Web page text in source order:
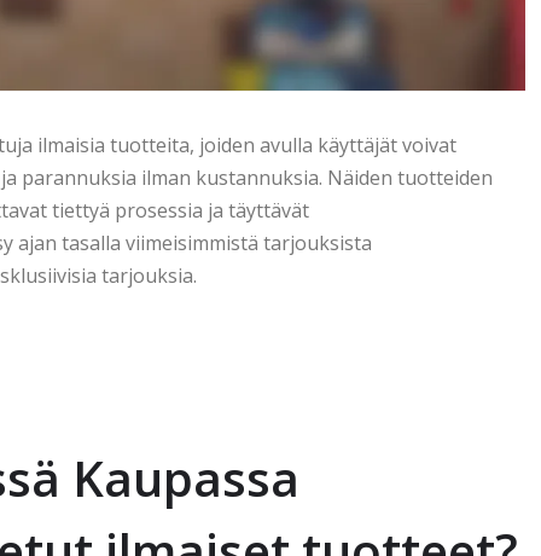
ilmaisia tuotteita, joiden avulla käyttäjät voivat
parannuksia ilman kustannuksia. Näiden tuotteiden
tiettyä prosessia ja täyttävät
ajan tasalla viimeisimmistä tarjouksista
tarjouksia.
Kaupassa